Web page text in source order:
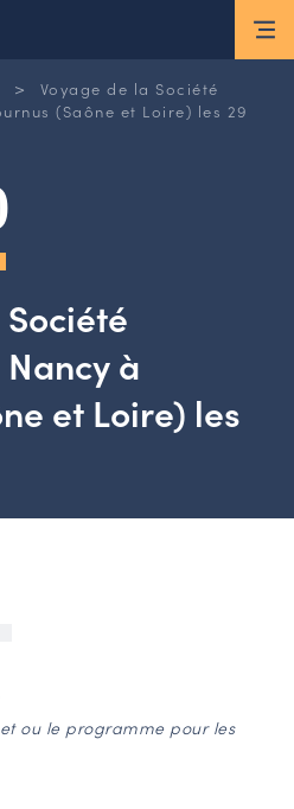
DERNIÈRES
NEWSLETTER
CHR
>
Voyage de la Société
(Saône et Loire) les 29
à
et Loire) les
ou le programme pour les